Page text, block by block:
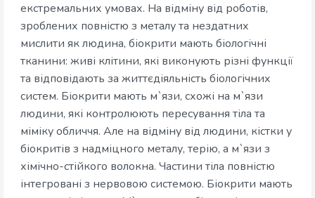
екстремальних умовах. На відміну від роботів,
зроблених повністю з металу та нездатних
мислити як людина, біокрити мають біологічні
тканини: живі клітини, які виконують різні функції
та відповідають за життєдіяльність біологічних
систем. Біокрити мають м`язи, схожі на м`язи
людини, які контролюють пересування тіла та
міміку обличчя. Але на відміну від людини, кістки у
біокритів з надміцного металу, терію, а м`язи з
хімічно-стійкого волокна. Частини тіла повністю
інтегровані з нервовою системою. Біокрити мають